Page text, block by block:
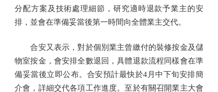
分配方案及技術處理細節，研究適時退款予業主的安
排，並會在準備妥當後第一時間向全體業主交代。
合安又表示，對於個別業主曾繳付的裝修按金及儲
物室按金，會安排全數退回，具體退款流程同樣會在準
備妥當後立即公布。合安預計最快於4月中下旬安排簡
介會，詳細交代各項工作進度。至於有關召開業主大會